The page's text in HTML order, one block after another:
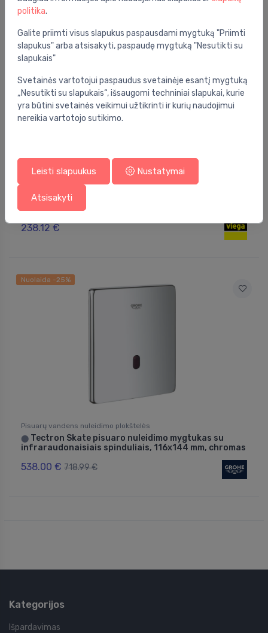
Pisuarų vandens nuleidimo plokštelės
Urinal flush plate Visign for Style 21, 130x130 mm,
Chrome
238.12 €
Nuolaida -25%
Pisuarų vandens nuleidimo plokštelės
⬤ Tectron Skate pisuaro nuleidimo mygtukas su
infraraudonaisiais spinduliais, 116x144 mm, chromas
538.00 € 718.99 €
Kategorijos
Išpardavimas
politika.
Galite priimti visus slapukus paspausdami mygtuką "Priimti
slapukus" arba atsisakyti, paspaudę mygtuką "Nesutikti su
slapukais"
Svetainės vartotojui paspaudus svetainėje esantį mygtuką
„Nesutikti su slapukais“, išsaugomi techniniai slapukai, kurie
yra būtini svetainės veikimui užtikrinti ir kurių naudojimui
nereikia vartotojo sutikimo.
Leisti slapuukus Nustatymai
Atsisakyti